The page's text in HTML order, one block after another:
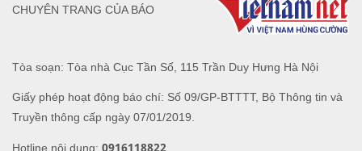
Tòa soạn: Tòa nhà Cục Tần Số, 115 Trần Duy Hưng Hà Nội
Giấy phép hoạt động báo chí: Số 09/GP-BTTTT, Bộ Thông tin và
Truyền thông cấp ngày 07/01/2019.
Hotline nội dung: 0916118822
CHUYÊN TRANG CỦA BÁO